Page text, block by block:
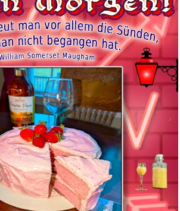
Demain - N� 48...
Anzeige